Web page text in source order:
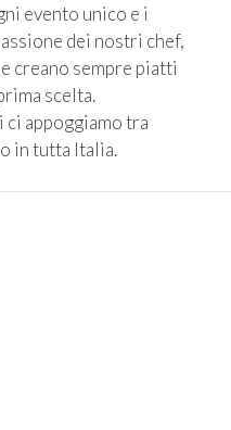
evento unico e i
dei nostri chef,
creano sempre piatti
scelta.
ci appoggiamo tra
in tutta Italia.